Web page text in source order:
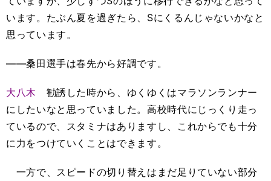
います。たぶん夏を過ぎたら、Sにくるんじゃないかなと
思っています。
――桑田選手は春先から好調です。
大八木 勧誘した時から、ゆくゆくはマラソンランナー
にしたいなと思っていました。高校時代にじっくり走っ
ているので、スタミナはありますし、これからでも十分
に力をつけていくことはできます。
一方で、スピードの切り替えはまだ足りていない部分